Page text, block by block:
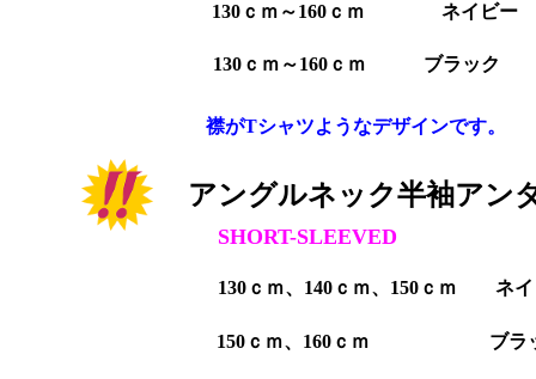
アングルネック半袖アン
150ｃｍ、160ｃｍ ブラ
130ｃｍ、140ｃｍ、150ｃｍ ネイ
襟がTシャツようなデザインです。
130ｃｍ～160ｃｍ ネイビー
SHORT-SLEEVED
130ｃｍ～160ｃｍ ブラック